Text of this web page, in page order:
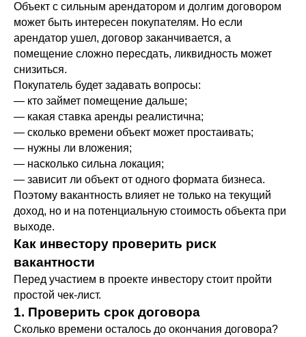
Объект с сильным арендатором и долгим договором
может быть интересен покупателям. Но если
арендатор ушел, договор заканчивается, а
помещение сложно пересдать, ликвидность может
снизиться.
Покупатель будет задавать вопросы:
— кто займет помещение дальше;
— какая ставка аренды реалистична;
— сколько времени объект может простаивать;
— нужны ли вложения;
— насколько сильна локация;
— зависит ли объект от одного формата бизнеса.
Поэтому вакантность влияет не только на текущий
доход, но и на потенциальную стоимость объекта при
выходе.
Как инвестору проверить риск
вакантности
Перед участием в проекте инвестору стоит пройти
простой чек-лист.
1. Проверить срок договора
Сколько времени осталось до окончания договора?